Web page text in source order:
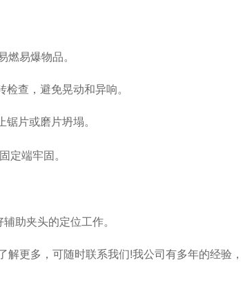
易爆物品。
查，避免晃动和异响。
片或磨片坍塌。
定端牢固。
助夹头的定位工作。
更多，可随时联系我们!我公司有多年的经验，